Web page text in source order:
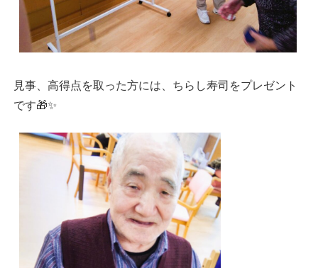
見事、高得点を取った方には、ちらし寿司をプレゼント
です🎁✨